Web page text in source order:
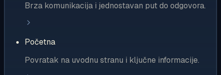
Brza komunikacija i jednostavan put do odgovora.
Početna
Povratak na uvodnu stranu i ključne informacije.